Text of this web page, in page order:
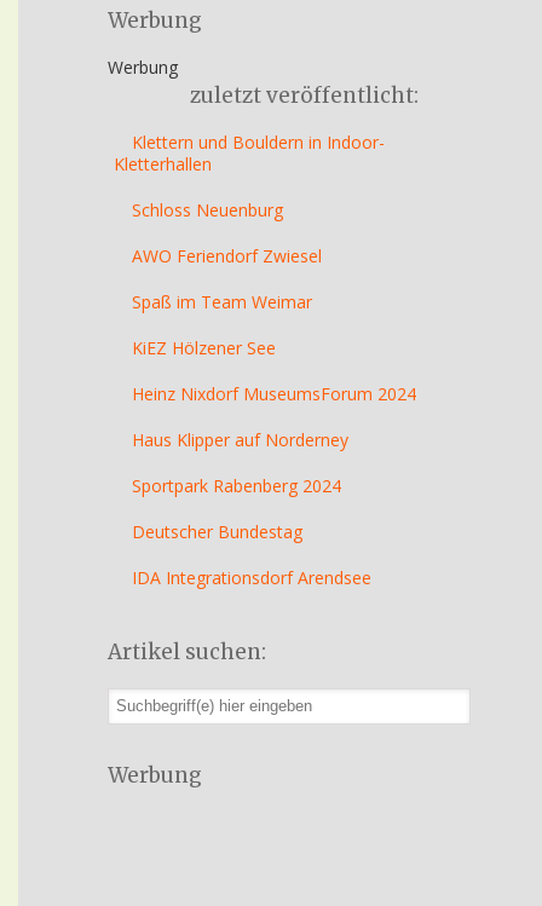
Werbung
Werbung
zuletzt veröffentlicht:
Klettern und Bouldern in Indoor-
Kletterhallen
Schloss Neuenburg
AWO Feriendorf Zwiesel
Spaß im Team Weimar
KiEZ Hölzener See
Heinz Nixdorf MuseumsForum 2024
Haus Klipper auf Norderney
Sportpark Rabenberg 2024
Deutscher Bundestag
IDA Integrationsdorf Arendsee
Artikel suchen:
Werbung